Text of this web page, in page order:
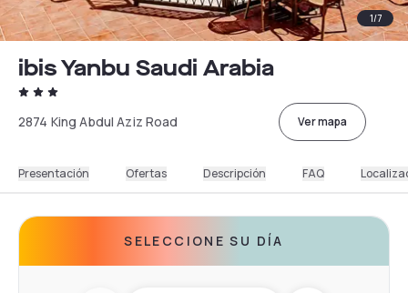
1/7
ibis Yanbu Saudi Arabia
2874 King Abdul Aziz Road Ver mapa
Presentación Ofertas Descripción FAQ
SELECCIONE SU DÍA